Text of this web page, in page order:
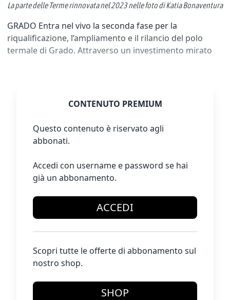
La parte delle Terme rinnovata nel 2023 nelle foto di Katia Bonaventura
GRADO Entra nel vivo la seconda fase per la
riqualificazione, l’ampliamento e il rilancio del polo
termale di Grado. Attraverso un investimento mirato
CONTENUTO PREMIUM
Questo contenuto è riservato agli
abbonati.
Accedi con username e password se hai
già un abbonamento.
ACCEDI
Scopri tutte le offerte di abbonamento sul
nostro shop.
SHOP